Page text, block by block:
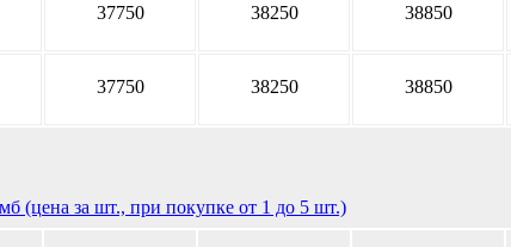
37750 38250 38850
37750 38250 38850
(цена за шт., при покупке от 1 до 5 шт.)